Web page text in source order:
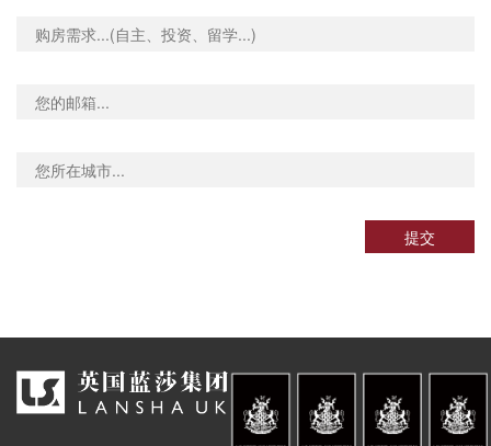
提交